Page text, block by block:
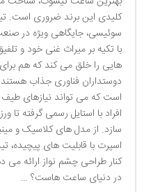
کلیدی این برند ضروری است.
سوئیسی، جایگاهی ویژه در
با تکیه بر میراث غنی خود و
هایی را خلق می کند که هم
دوستداران فناوری جذاب
است که می تواند نیازهای طیف
افراد با استایل رسمی گرفته تا
سازد. از مدل های کلاسیک و
اسپرت با قابلیت های پیچیده،
کنار طراحی چشم نواز ارائه
در دنیای ساعت هاست؟ …